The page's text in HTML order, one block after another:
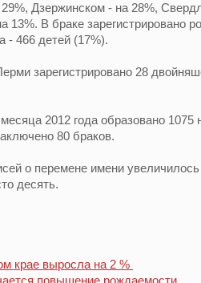
Дзержинском - на 28%,
13%. В браке зарегистрировано
- 466 детей (17%).
зарегистрировано 28
2012 года образовано
80 браков.
о перемене имени
десять.
крае выросла на 2 %
повышение рождаемости